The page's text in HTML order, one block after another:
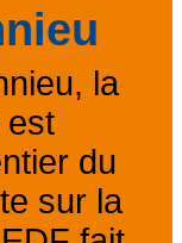
la
est
du
sur la